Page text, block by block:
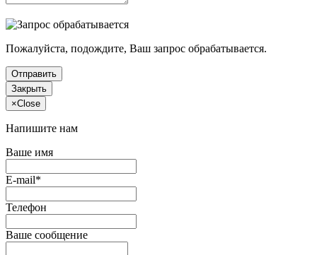
Пожалуйста, подождите, Ваш запрос обрабатывается.
Отправить
Закрыть
×Close
Напишите нам
Ваше имя
E-mail*
Телефон
Ваше сообщение